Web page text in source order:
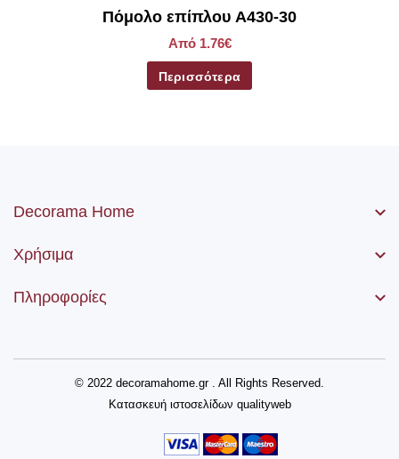
Πόμολο επίπλου A430-30
Από 1.76€
Περισσότερα
Decorama Home
Χρήσιμα
Πληροφορίες
© 2022 decoramahome.gr . All Rights Reserved.
Κατασκευή ιστοσελίδων qualityweb